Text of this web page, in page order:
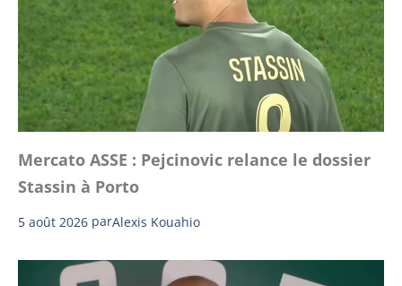
Mercato ASSE : Pejcinovic relance le dossier
Stassin à Porto
5 août 2026 parAlexis Kouahio